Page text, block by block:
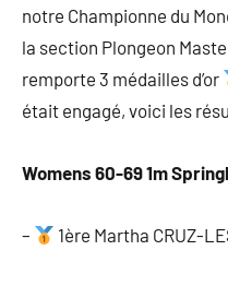
notre Championne du
la section Plongeon
remporte 3 médailles d’or
était engagé, voici les
Womens 60-69 1m
– 1ère Martha CRUZ-